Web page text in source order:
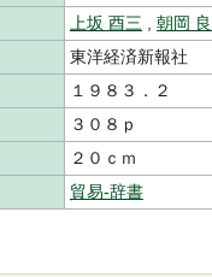
上坂 酉三 朝岡
東洋経済新報社
１９８３．２
３０８ｐ
２０ｃｍ
貿易‐辞書